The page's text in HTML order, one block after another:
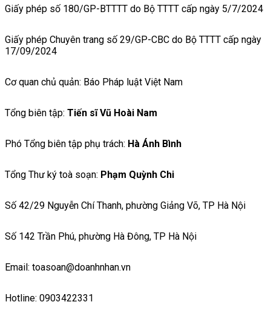
Giấy phép số 180/GP-BTTTT do Bộ TTTT cấp ngày 5/7/2024
Giấy phép Chuyên trang số 29/GP-CBC do Bộ TTTT cấp ngày
17/09/2024
Cơ quan chủ quản: Báo Pháp luật Việt Nam
Tổng biên tập: Tiến sĩ Vũ Hoài Nam
Phó Tổng biên tập phụ trách: Hà Ánh Bình
Tổng Thư ký toà soạn: Phạm Quỳnh Chi
Số 42/29 Nguyễn Chí Thanh, phường Giảng Võ, TP Hà Nội
Số 142 Trần Phú, phường Hà Đông, TP Hà Nội
Email: toasoan@doanhnhan.vn
Hotline: 0903422331